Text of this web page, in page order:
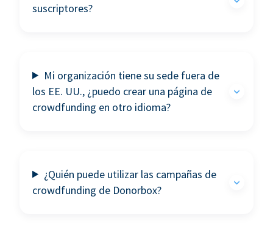
suscriptores?
Mi organización tiene su sede fuera de
los EE. UU., ¿puedo crear una página de
crowdfunding en otro idioma?
¿Quién puede utilizar las campañas de
crowdfunding de Donorbox?